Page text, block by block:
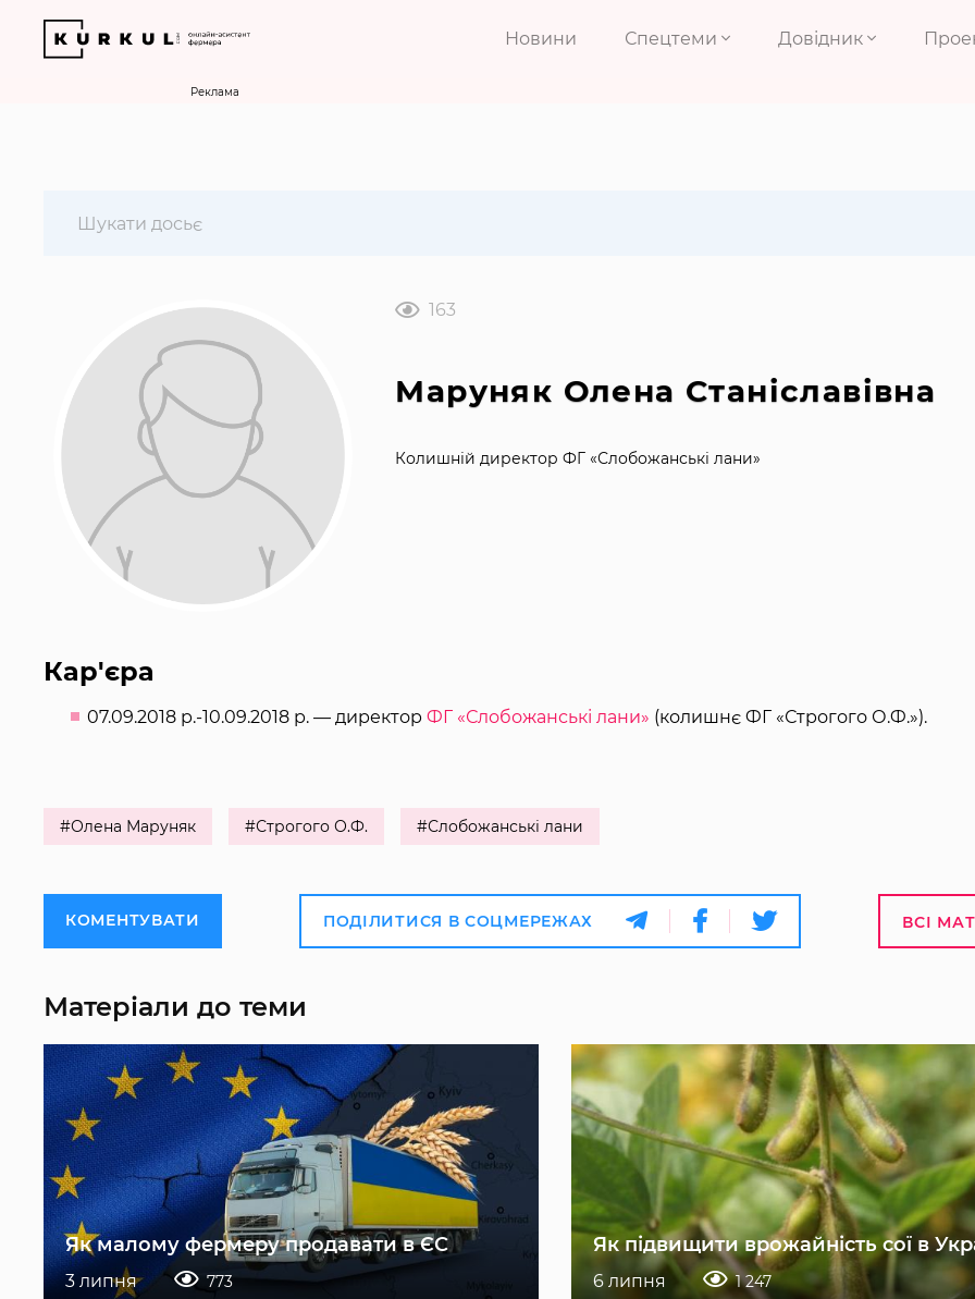
Новини Спецтеми Довідник
Реклама
163
Маруняк Олена Станіславівна
Колишній директор ФГ «Слобожанські лани»
Кар'єра
07.09.2018 р.-10.09.2018 р. — директор ФГ «Слобожанські лани» (колишнє ФГ «Строгого О.Ф.»).
#Олена Маруняк #Строгого О.Ф. #Слобожанські лани
КОМЕНТУВАТИ ПОДІЛИТИСЯ В СОЦМЕРЕЖАХ ВСІ
Матеріали до теми
Як малому фермеру продавати в ЄС
3 липня 773
Як підвищити врожайність сої в
6 липня 1 247